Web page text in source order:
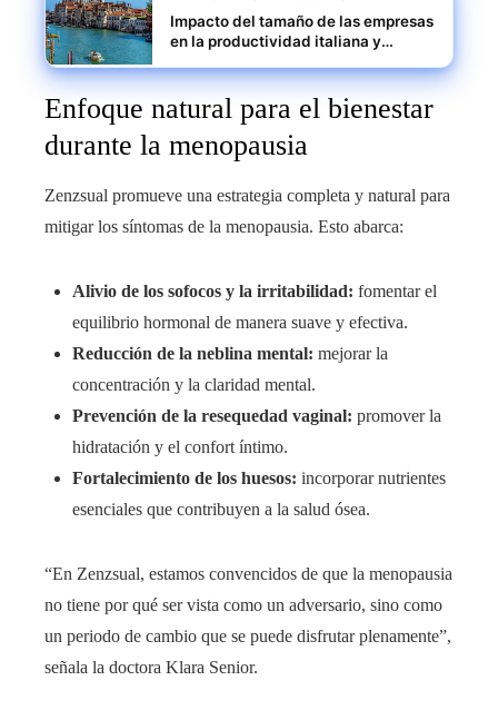
Impacto del tamaño de las empresas
en la productividad italiana y
Enfoque natural para el bienestar
durante la menopausia
Zenzsual promueve una estrategia completa y natural para
mitigar los síntomas de la menopausia. Esto abarca:
Alivio de los sofocos y la irritabilidad: fomentar el
equilibrio hormonal de manera suave y efectiva.
Reducción de la neblina mental: mejorar la
concentración y la claridad mental.
Prevención de la resequedad vaginal: promover la
hidratación y el confort íntimo.
Fortalecimiento de los huesos: incorporar nutrientes
esenciales que contribuyen a la salud ósea.
“En Zenzsual, estamos convencidos de que la menopausia
no tiene por qué ser vista como un adversario, sino como
un periodo de cambio que se puede disfrutar plenamente”,
señala la doctora Klara Senior.